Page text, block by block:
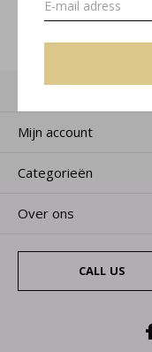
Klantenservice
Mijn account
Categorieën
Over ons
CALL US